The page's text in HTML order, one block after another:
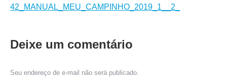
42_MANUAL_MEU_CAMPINHO_2019_1__2_
Deixe um comentário
Seu endereço de e-mail não será publicado.